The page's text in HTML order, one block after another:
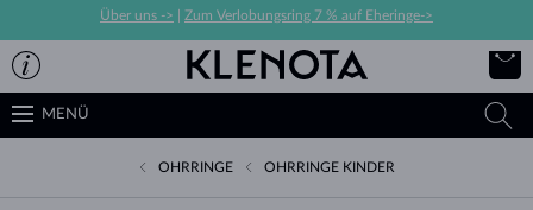
Über uns -> Zum Verlobungsring 7 % auf Eheringe->
MENÜ
OHRRINGE OHRRINGE KINDER